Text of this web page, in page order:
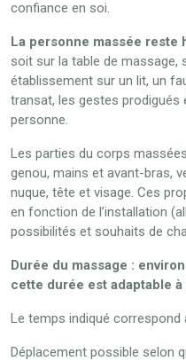
confiance en soi.
La personne massée reste
soit sur la table de massage,
établissement sur un lit, un
transat, les gestes
personne.
Les parties du corps
genou, mains et avant-bras,
nuque, tête et visage. Ces
en fonction de l’installation
possibilités et souhaits de
Durée du massage :
cette durée est adaptable à
Le temps indiqué correspond
Déplacement possible selon